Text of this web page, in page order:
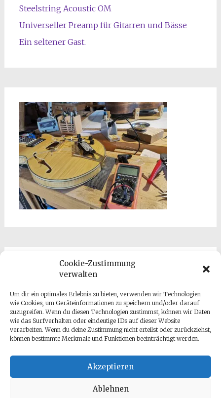
Cookie-Zustimmung
verwalten
Um dir ein optimales Erlebnis zu bieten, verwenden wir Technologien
wie Cookies, um Geräteinformationen zu speichern und/oder darauf
zuzugreifen. Wenn du diesen Technologien zustimmst, können wir Daten
wie das Surfverhalten oder eindeutige IDs auf dieser Website
verarbeiten. Wenn du deine Zustimmung nicht erteilst oder zurückziehst,
können bestimmte Merkmale und Funktionen beeinträchtigt werden.
Akzeptieren
Ablehnen
Steelstring Acoustic OM
Universeller Preamp für Gitarren und Bässe
Ein seltener Gast.
Formales
Datenschutzrichlinie
Cookie-Richtlinie (EU)
Impressum
Allgemeine Geschäftsbediungungen